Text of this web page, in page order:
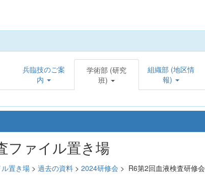
兵臨技のご案
内
学術部 (研究
班)
組織部 (地区情
報)
ファイル置き場
置き場 > 過去の資料 > 2024研修会 > R6第2回血液検査研修会